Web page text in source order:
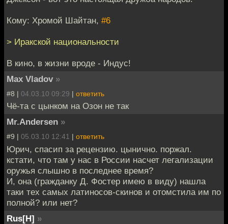
Кому: Хромой Шайтан, #6
> Иракской национальности
В кино, в жизни вроде - Индус!
Max Vladov »
#8 | 04.03.10 09:29 | ответить
Чё-та с цынком на Озон не так
Mr.Andersen »
#9 | 05.03.10 12:41 | ответить
Юрич, спасип за рецензию. цынично. поржал.
кстати, что там у нас в России насчет легализации
оружья слышно в последнее время?
И, она (гражданку Д. Фостер имею в виду) нашла
таки тех самых латиносов-скинов и отомстила им по
полной? или нет?
Rus[H] »